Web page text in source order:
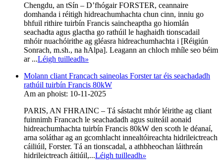
Chengdu, an tSín – D’fhógair FORSTER, ceannaire
domhanda i réitigh hidreachumhachta chun cinn, inniu go
bhfuil rithire tuirbín Francis saincheaptha go hiomlán
seachadta agus glactha go rathúil le haghaidh tionscadail
mhóir nuachóirithe ag gléasra hidreachumhachta i [Réigiún
Sonrach, m.sh., na hAlpa]. Leagann an chloch mhíle seo béim
ar ...Léigh tuilleadh»
Molann cliant Francach saineolas Forster tar éis seachadadh
rathúil tuirbín Francis 80kW
Am an phoist: 10-11-2025
PARIS, AN FHRAINC – Tá sástacht mhór léirithe ag cliant
fuinnimh Francach le seachadadh agus suiteáil aonaid
hidreachumhachta tuirbín Francis 80kW den scoth le déanaí,
arna soláthar ag an gcomhlacht innealtóireachta hidrileictreach
cáiliúil, Forster. Tá an tionscadal, a athbheochan láithreán
hidrileictreach áitiúil,...Léigh tuilleadh»